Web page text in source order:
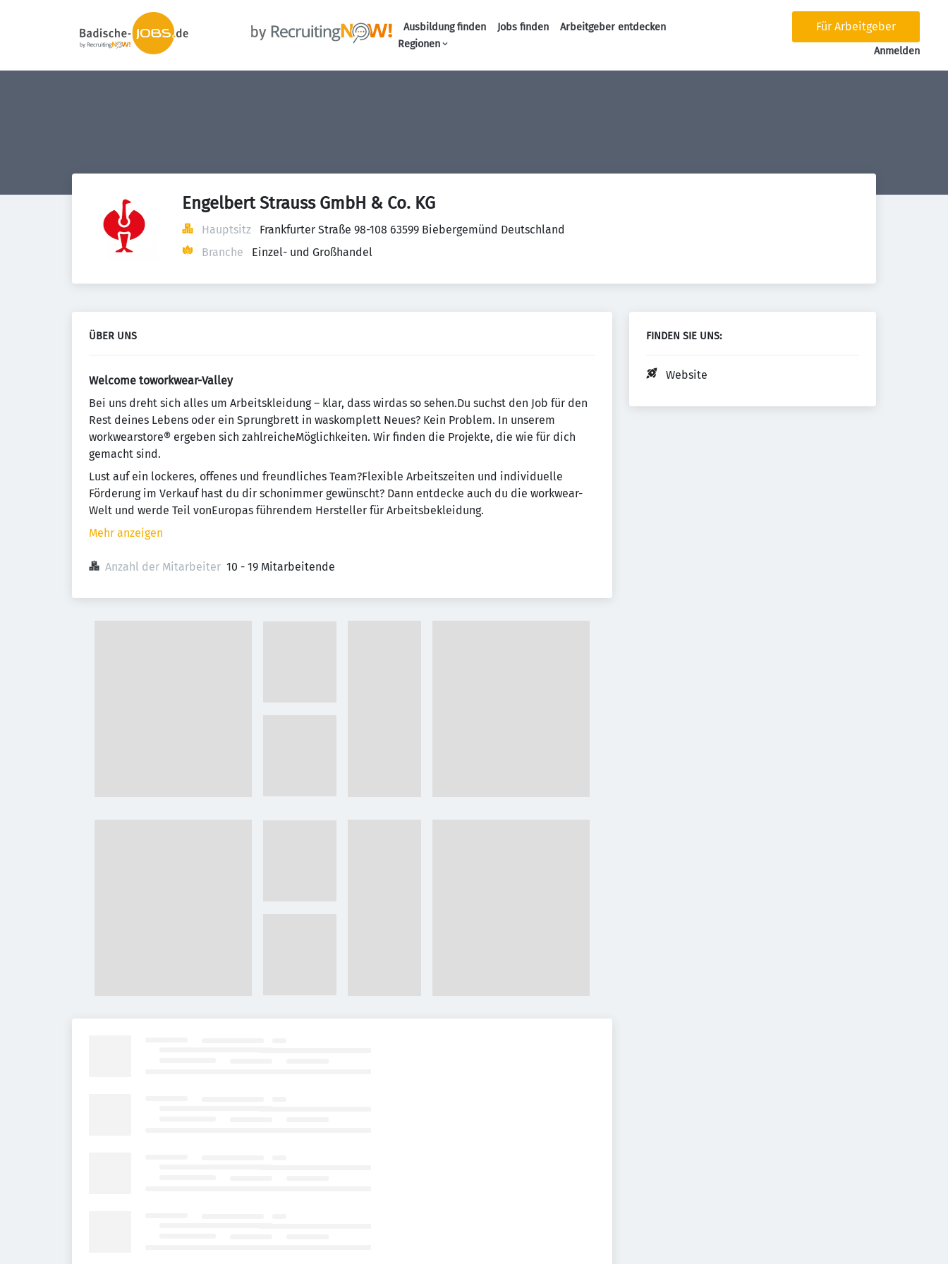
Ausbildung finden Jobs finden
Arbeitgeber entdecken
Regionen
Für Arbeitgeber
Anmelden
Engelbert Strauss GmbH & Co. KG
Hauptsitz
Frankfurter Straße 98-108 63599 Biebergemünd Deutschland
Branche
Einzel- und Großhandel
ÜBER UNS
Welcome toworkwear-Valley
Bei uns dreht sich alles um Arbeitskleidung – klar, dass wirdas so sehen.Du suchst den Job für den
Rest deines Lebens oder ein Sprungbrett in waskomplett Neues? Kein Problem. In unserem
workwearstore® ergeben sich zahlreicheMöglichkeiten. Wir finden die Projekte, die wie für dich
gemacht sind.
Lust auf ein lockeres, offenes und freundliches Team?Flexible Arbeitszeiten und individuelle
Förderung im Verkauf hast du dir schonimmer gewünscht? Dann entdecke auch du die workwear-
Welt und werde Teil vonEuropas führendem Hersteller für Arbeitsbekleidung.
Mehr anzeigen
Anzahl der Mitarbeiter 10 - 19 Mitarbeitende
FINDEN SIE UNS:
Website